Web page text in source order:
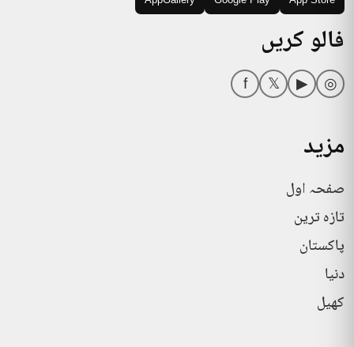
فالو کریں
◎
▶
𝕏
f
مزید
صفحہ اول
تازہ ترین
پاکستان
دنیا
کھیل